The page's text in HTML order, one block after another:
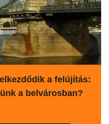
a felújítás:
a belvárosban?